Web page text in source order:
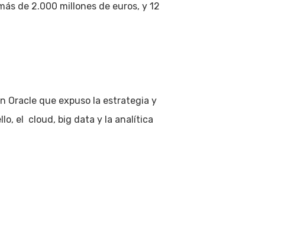
de 2.000 millones de euros, y 12
Oracle que expuso la estrategia y
el cloud, big data y la analítica